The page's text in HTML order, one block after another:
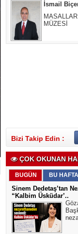
Mertcan
ÇIKIŞ
Bizi Takip Edin :
ÇOK OKUNAN
BUGÜN BU HAFTA
Sinem Dedetaş’tan
“Kalbim Üsküdar’..